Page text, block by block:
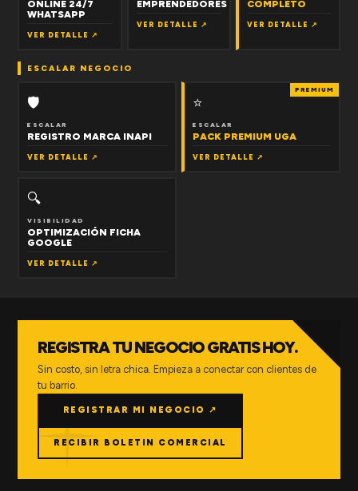
ONLINE 24/7
WHATSAPP
VER DETALLE ↗
EMPRENDEDORES
VER DETALLE ↗
COMPLETO
VER DETALLE ↗
ESCALAR NEGOCIO
🛡
ESCALAR
REGISTRO MARCA INAPI
VER DETALLE ↗
PREMIUM
⭐
ESCALAR
PACK PREMIUM UGA
VER DETALLE ↗
🔍
VISIBILIDAD
OPTIMIZACIÓN FICHA
GOOGLE
VER DETALLE ↗
REGISTRA TU NEGOCIO GRATIS HOY.
Sin costo, sin letra chica. Empieza a conectar con clientes de
tu barrio.
REGISTRAR MI NEGOCIO ↗
RECIBIR BOLETIN COMERCIAL